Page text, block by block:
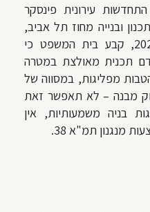
בעת"מ (ת"א) 5331-12-21 התחדשות עירונית פינסקר
ובנייה מחוז תל אביב,
אשר ניתן בחודש פברואר 2023, קבע בית המשפט כי
תכנית מאולצת במטרה
מפליגות, במסווה של
מבנה – לא תאפשר זאת
בניה משמעותיות, אין
מנגנון תמ"א 38.